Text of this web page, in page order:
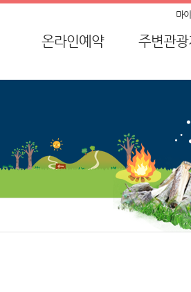
마
온라인예약 주변관광
유적
전통장류